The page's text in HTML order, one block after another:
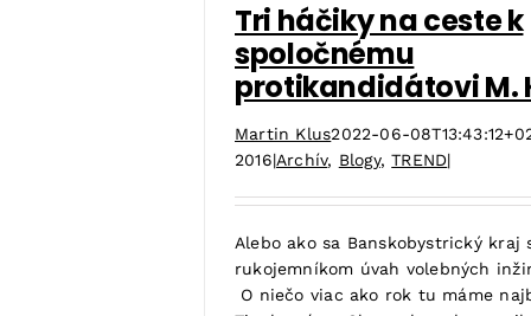
Tri háčiky na ceste k
spoločnému
protikandidátovi M.
Martin Klus2022-06-
2016|Archív, Blogy,TREND|
Alebo ako sa Banskobystrický kraj
rukojemníkom úvah volebných
O niečo viac ako rok tu máme